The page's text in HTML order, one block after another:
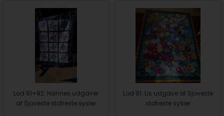
Lod 81+82: Hannes udgaver
af Sjoveste stofreste sysler
Lod 91: Lis udgave af Sjoveste
stofreste sysler